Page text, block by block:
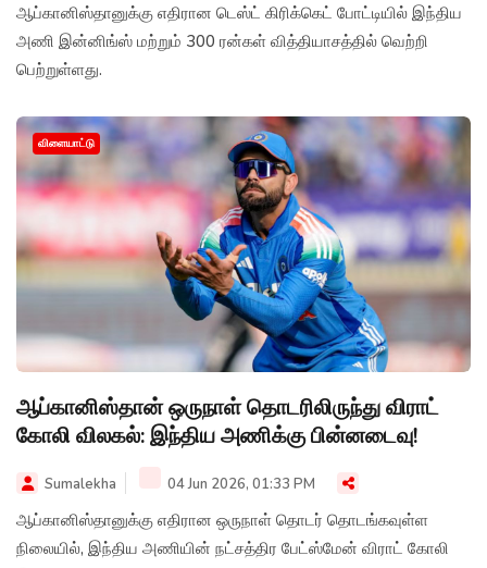
ஆப்கானிஸ்தானுக்கு எதிரான டெஸ்ட் கிரிக்கெட் போட்டியில் இந்திய
அணி இன்னிங்ஸ் மற்றும் 300 ரன்கள் வித்தியாசத்தில் வெற்றி
பெற்றுள்ளது.
விளையாட்டு
ஆப்கானிஸ்தான் ஒருநாள் தொடரிலிருந்து விராட்
கோலி விலகல்: இந்திய அணிக்கு பின்னடைவு!
Sumalekha 04 Jun 2026, 01:33 PM
ஆப்கானிஸ்தானுக்கு எதிரான ஒருநாள் தொடர் தொடங்கவுள்ள
நிலையில், இந்திய அணியின் நட்சத்திர பேட்ஸ்மேன் விராட் கோலி